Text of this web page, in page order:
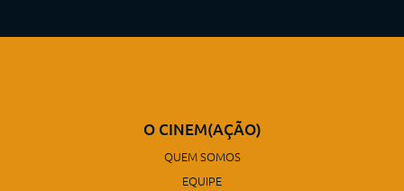
O CINEM(AÇÃO)
QUEM SOMOS
EQUIPE